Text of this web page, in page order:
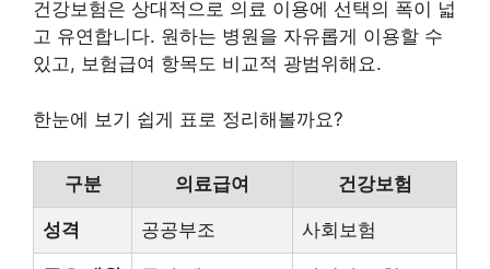
건강보험은 상대적으로 의료 이용에 선택의 폭이 넓
고 유연합니다. 원하는 병원을 자유롭게 이용할 수
있고, 보험급여 항목도 비교적 광범위해요.
한눈에 보기 쉽게 표로 정리해볼까요?
구분 의료급여 건강보험
성격 공공부조 사회보험